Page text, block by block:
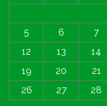
5
6 7
12
13 14
19
20 21
26
27 28